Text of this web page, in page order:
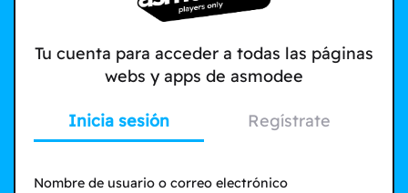
Tu cuenta para acceder a todas las páginas
webs y apps de asmodee
Inicia sesión Regístrate
Nombre de usuario o correo electrónico